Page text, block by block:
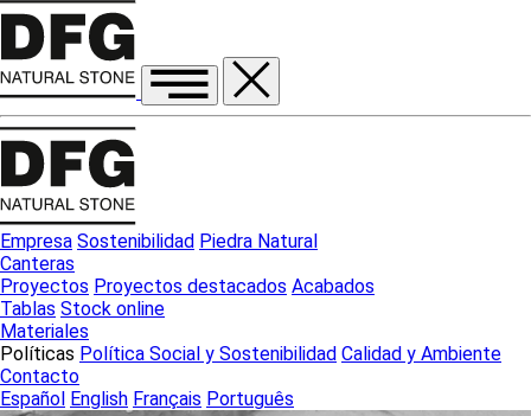
Empresa Sostenibilidad Piedra Natural
Canteras
Proyectos Proyectos destacados Acabados
Tablas Stock online
Materiales
Políticas Política Social y Sostenibilidad Calidad y Ambiente
Contacto
Español English Français Português